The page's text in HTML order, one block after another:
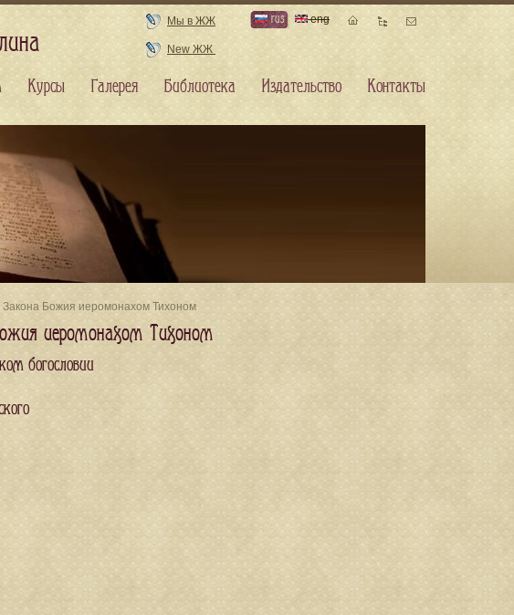
Божия иеромонахом Тихоном
иеромонахом Тихоном
богословии
Мы в ЖЖ
New ЖЖ
rus eng
Курсы Галерея Библиотека Издательство Контакты